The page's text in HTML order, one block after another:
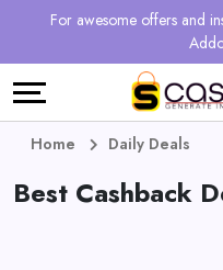
For awesome offers and
Regional
Online
Vouchers
Earn
Earn
Language
Deutsch
Home Daily Deals
Best Cashback